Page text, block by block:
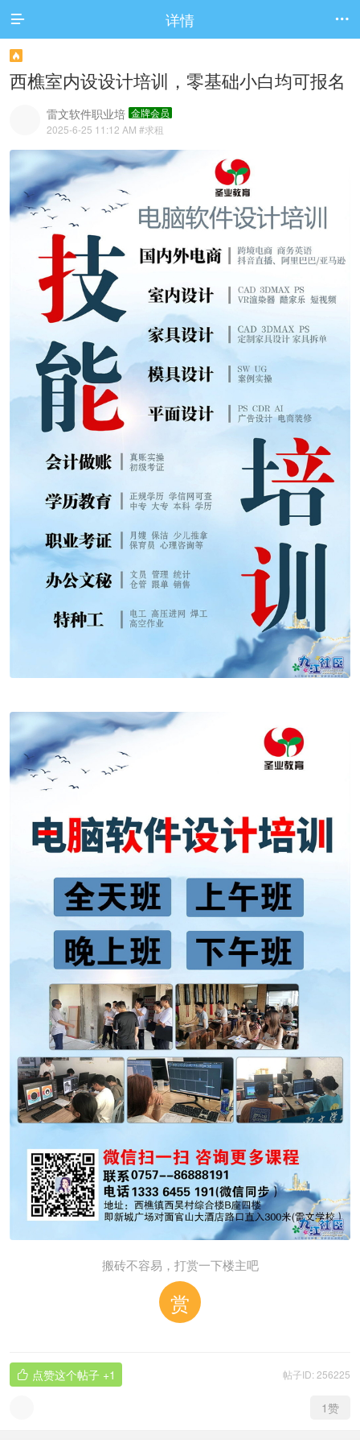
 详情 

西樵室内设设计培训，零基础小白均可报名
雷文软件职业培 金牌会员
2025-6-25 11:12 AM #求租
搬砖不容易，打赏一下楼主吧
赏
帖子ID: 256225
 点赞这个帖子 +1
1赞